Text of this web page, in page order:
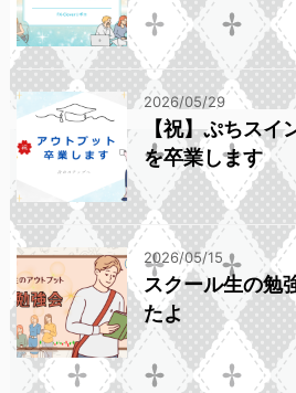
2026/05/29
【祝】ぷちスイ
を卒業します
2026/05/15
スクール生の勉
たよ